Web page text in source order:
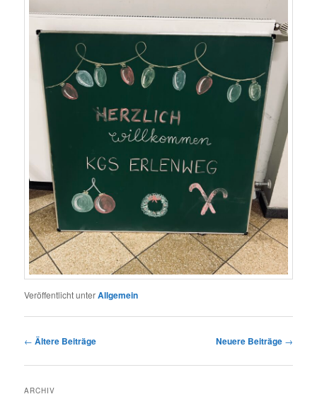
Veröffentlicht unterAllgemein
Beitragsnavigation
← Ältere Beiträge Neuere Beiträge →
ARCHIV